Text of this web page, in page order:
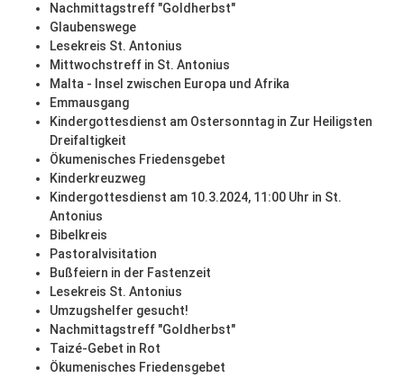
Nachmittagstreff "Goldherbst"
Glaubenswege
Lesekreis St. Antonius
Mittwochstreff in St. Antonius
Malta - Insel zwischen Europa und Afrika
Emmausgang
Kindergottesdienst am Ostersonntag in Zur Heiligsten
Dreifaltigkeit
Ökumenisches Friedensgebet
Kinderkreuzweg
Kindergottesdienst am 10.3.2024, 11:00 Uhr in St.
Antonius
Bibelkreis
Pastoralvisitation
Bußfeiern in der Fastenzeit
Lesekreis St. Antonius
Umzugshelfer gesucht!
Nachmittagstreff "Goldherbst"
Taizé-Gebet in Rot
Ökumenisches Friedensgebet